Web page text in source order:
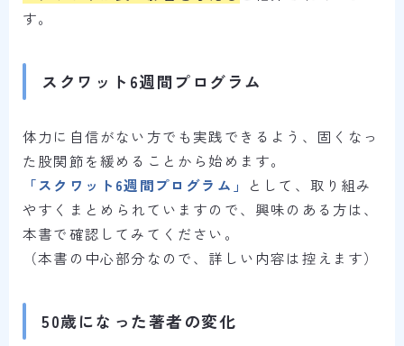
す。
スクワット6週間プログラム
体力に自信がない方でも実践できるよう、固くなっ
た股関節を緩めることから始めます。
「スクワット6週間プログラム」
として、取り組み
やすくまとめられていますので、興味のある方は、
本書で確認してみてください。
（本書の中心部分なので、詳しい内容は控えます）
50歳になった著者の変化